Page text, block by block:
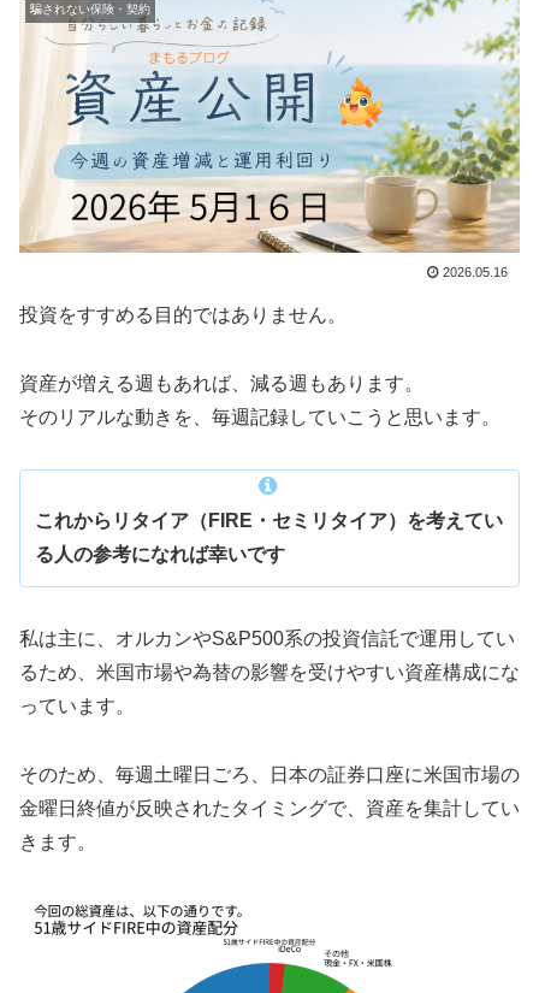
騙されない保険・契約
2026.05.16
投資をすすめる目的ではありません。
資産が増える週もあれば、減る週もあります。
そのリアルな動きを、毎週記録していこうと思います。
これからリタイア（FIRE・セミリタイア）を考えてい
る人の参考になれば幸いです
私は主に、オルカンやS&P500系の投資信託で運用してい
るため、米国市場や為替の影響を受けやすい資産構成にな
っています。
そのため、毎週土曜日ごろ、日本の証券口座に米国市場の
金曜日終値が反映されたタイミングで、資産を集計してい
きます。